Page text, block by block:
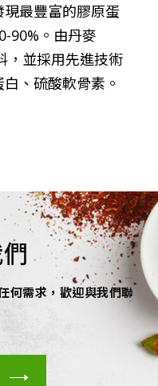
最豐富的膠原蛋
90%。由丹麥
，並採用先進技術
、硫酸軟骨素。
何需求，歡迎與我們聯